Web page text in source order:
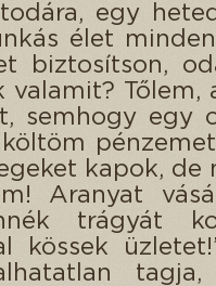
egy
élet
biztosítson,
valamit? Tőlem,
semhogy egy
kapok, de
Aranyat
trágyát
kössek